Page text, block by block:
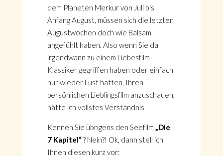
dem Planeten Merkur von Juli bis
Anfang August, müssen sich die letzten
Augustwochen doch wie Balsam
angefühlt haben. Also wenn Sie da
irgendwann zu einem Liebesfilm-
Klassiker gegriffen haben oder einfach
nur wieder Lust hatten, Ihren
persönlichen Lieblingsfilm anzuschauen,
hätte ich vollstes Verständnis.
Kennen Sie übrigens den Seefilm „Die
7 Kapitel“? Nein?! Ok, dann stell ich
Ihnen diesen kurz vor: